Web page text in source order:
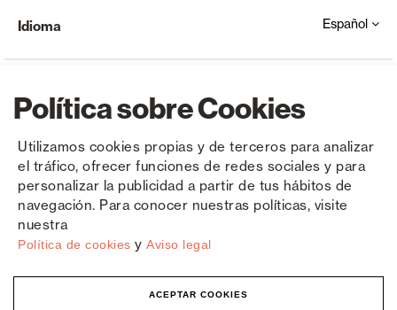
Política sobre Cookies
Utilizamos cookies propias y de terceros para analizar
el tráfico, ofrecer funciones de redes sociales y para
personalizar la publicidad a partir de tus hábitos de
navegación. Para conocer nuestras políticas, visite
nuestra
Política de cookies y Aviso legal
ACEPTAR COOKIES
Copyright © Saxun 2023 - 2026 Política de privacidad Aviso legal Cookies
Idioma Español